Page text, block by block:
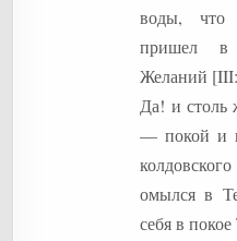
воды,
пришел в
Желаний
Да! и столь
— покой и
омылся в
себя в